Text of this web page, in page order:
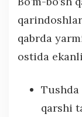
qabrda
ostida
Tushda
qarshi